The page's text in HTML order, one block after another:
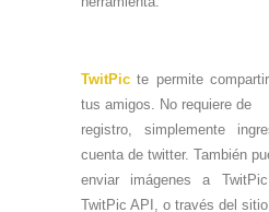
TwitPic te permite
tus amigos. No requiere de
registro, simplemente
cuenta de twitter. También
enviar imágenes a
TwitPic API, o través del